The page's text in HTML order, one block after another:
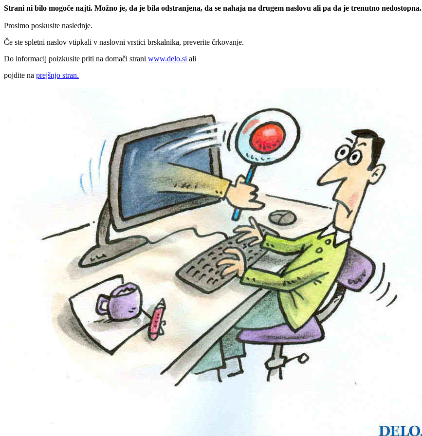
Strani ni bilo mogoče najti. Možno je, da je bila odstranjena, da se nahaja na drugem naslovu ali pa da je trenutno nedostopna.
Prosimo poskusite naslednje.
Če ste spletni naslov vtipkali v naslovni vrstici brskalnika, preverite črkovanje.
Do informacij poizkusite priti na domači strani www.delo.si ali
pojdite na prejšnjo stran.